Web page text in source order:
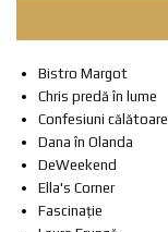
Bistro Margot
Chris predă în lume
Confesiuni călătoare
Dana în Olanda
DeWeekend
Ella's Corner
Fascinație